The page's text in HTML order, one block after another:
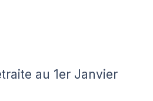
au 1er Janvier